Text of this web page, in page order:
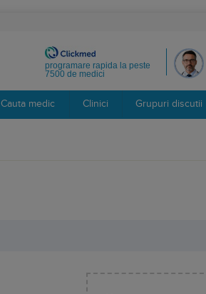
programare rapida la peste
7500 de medici
Cauta medic Clinici Grupuri discutii